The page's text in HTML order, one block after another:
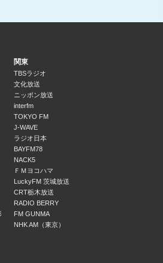
みゅぱみゅ Chapter #0 ～Touch Your Heart～
関東
TBSラジオ
文化放送
ニッポン放送
interfm
TOKYO FM
J-WAVE
ラジオ日本
BAYFM78
NACK5
ＦＭヨコハマ
LuckyFM 茨城放送
CRT栃木放送
RADIO BERRY
FM GUNMA
NHK AM（東京）